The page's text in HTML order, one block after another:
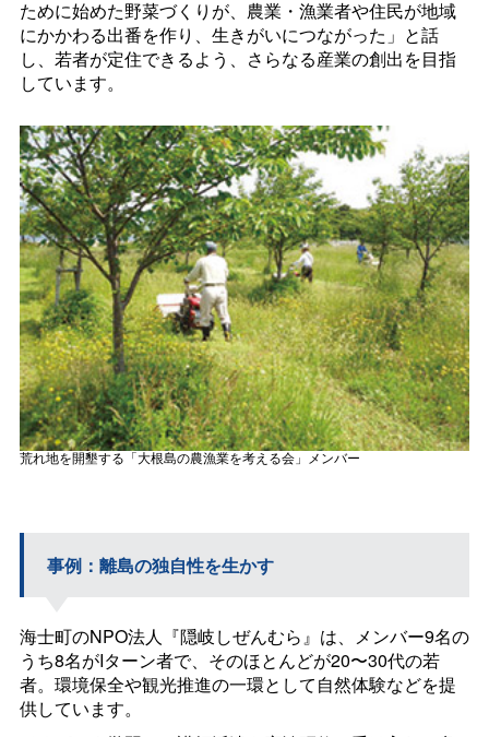
ために始めた野菜づくりが、農業・漁業者や住民が地域
にかかわる出番を作り、生きがいにつながった」と話
し、若者が定住できるよう、さらなる産業の創出を目指
しています。
荒れ地を開墾する「大根島の農漁業を考える会」メンバー
事例：離島の独自性を生かす
海士町のNPO法人『隠岐しぜんむら』は、メンバー9名の
うち8名がIターン者で、そのほとんどが20〜30代の若
者。環境保全や観光推進の一環として自然体験などを提
供しています。